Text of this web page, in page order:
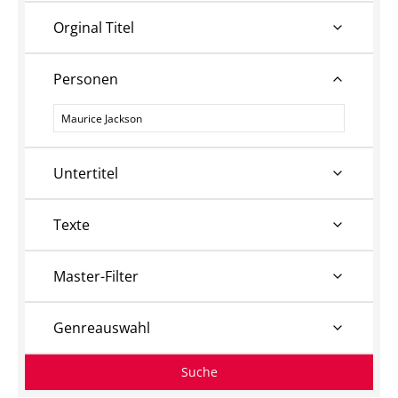
Orginal Titel
Personen
Personen
Untertitel
Texte
Master-Filter
Genreauswahl
Suche